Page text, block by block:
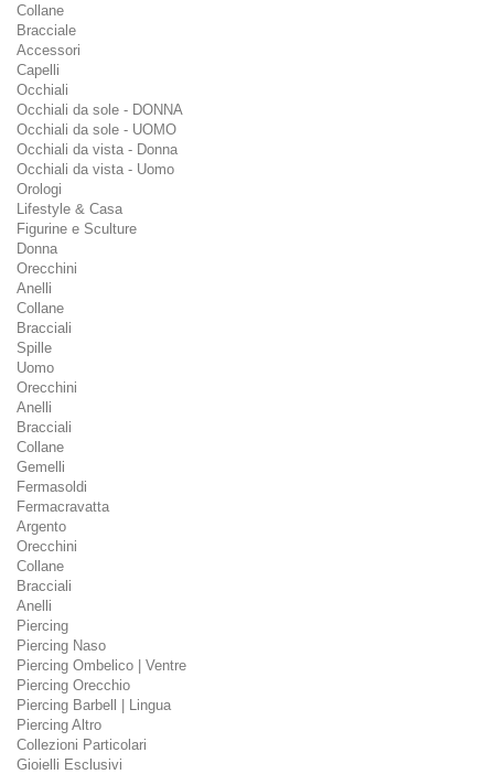
Collane
Bracciale
Accessori
Capelli
Occhiali
Occhiali da sole - DONNA
Occhiali da sole - UOMO
Occhiali da vista - Donna
Occhiali da vista - Uomo
Orologi
Lifestyle & Casa
Figurine e Sculture
Donna
Orecchini
Anelli
Collane
Bracciali
Spille
Uomo
Orecchini
Anelli
Bracciali
Collane
Gemelli
Fermasoldi
Fermacravatta
Argento
Orecchini
Collane
Bracciali
Anelli
Piercing
Piercing Naso
Piercing Ombelico | Ventre
Piercing Orecchio
Piercing Barbell | Lingua
Piercing Altro
Collezioni Particolari
Gioielli Esclusivi